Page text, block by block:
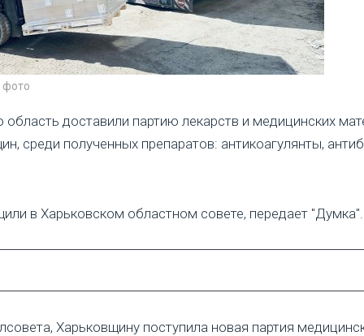
фото
доставили партию лекарств и медицинских
среди полученных препаратов: антикоагулянты,
в Харьковском областном совете, передает "Думка".
Харьковщину поступила новая партия